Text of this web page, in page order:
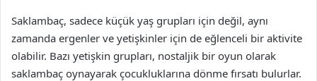
Saklambaç, sadece küçük yaş grupları için değil, aynı
zamanda ergenler ve yetişkinler için de eğlenceli bir aktivite
olabilir. Bazı yetişkin grupları, nostaljik bir oyun olarak
saklambaç oynayarak çocukluklarına dönme fırsatı bulurlar.